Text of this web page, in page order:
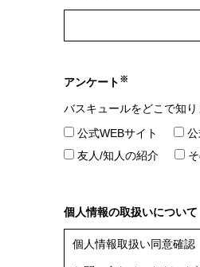
アンケート ※
バスキュールをどこで知り
公式WEBサイト
友人/知人の紹介
個人情報の取扱いについて
個人情報取扱い同意確認